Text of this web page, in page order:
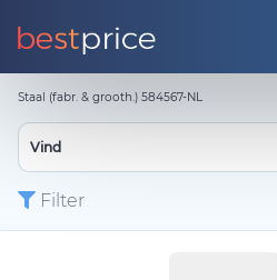
Staal (fabr. & grooth.) 584567-NL
Filter